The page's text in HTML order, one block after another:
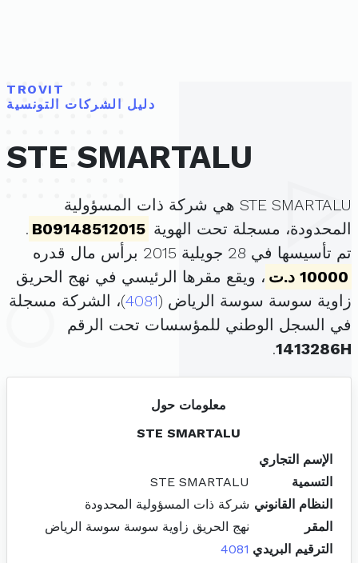
TROVIT
دليل الشركات التونسية
STE SMARTALU
STE SMARTALU هي شركة ذات المسؤولية
المحدودة، مسجلة تحت الهوية B09148512015
.
تم تأسيسها في 28 جويلية 2015 برأس مال قدره
10000 د.ت
، ويقع مقرها الرئيسي في نهج الحريق
زاوية سوسة سوسة الرياض (4081)، الشركة مسجلة
في السجل الوطني للمؤسسات تحت الرقم
1413286H
.
معلومات حول
STE SMARTALU
الإسم التجاري
التسمية
STE SMARTALU
النظام القانوني شركة ذات المسؤولية المحدودة
المقر
نهج الحريق زاوية سوسة سوسة الرياض
الترقيم البريدي 4081